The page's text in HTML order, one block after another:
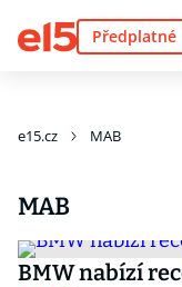
Předplatné
e15.cz MAB
MAB
BMW nabízí